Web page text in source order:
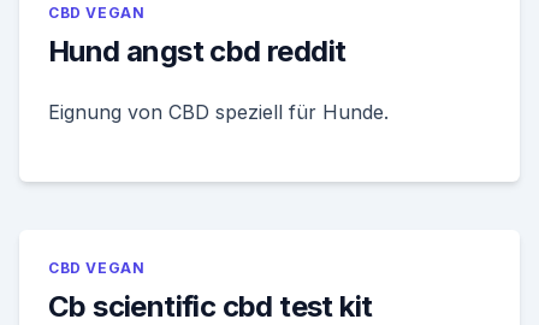
CBD VEGAN
Hund angst cbd reddit
Eignung von CBD speziell für Hunde.
CBD VEGAN
Cb scientific cbd test kit